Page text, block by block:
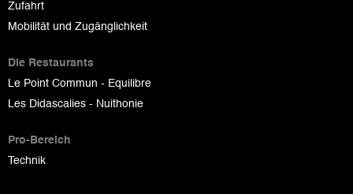
Zufahrt
Mobilität und Zugänglichkeit
Die Restaurants
Le Point Commun - Equilibre
Les Didascalies - Nuithonie
Pro-Bereich
Technik